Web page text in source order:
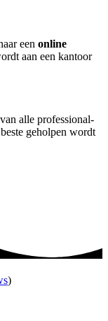
een online
aan een kantoor
alle professional-
geholpen wordt
)